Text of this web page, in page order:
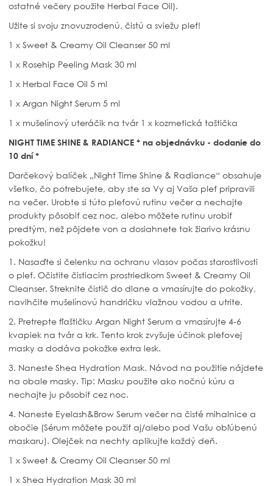
ostatné večery použite Herbal Face Oil).
Užite si svoju znovuzrodenú, čistú a sviežu pleť!
1 x Sweet & Creamy Oil Cleanser 50 ml
1 x Rosehip Peeling Mask ​​30 ml
1 x Herbal Face Oil 5 ml
1 x Argan Night Serum 5 ml
1 x mušelínový uteráčik na tvár 1 x kozmetická taštička
NIGHT TIME SHINE & RADIANCE * na objednávku - dodanie do
10 dní *
Darčekový balíček „Night Time Shine & Radiance“ obsahuje
všetko, čo potrebujete, aby ste sa Vy aj Vaša pleť pripravili
na večer. Urobte si túto pleťovú rutinu večer a nechajte
produkty pôsobiť cez noc, alebo môžete rutinu urobiť
predtým, než pôjdete von a dosiahnete tak žiarivo krásnu
pokožku!
1. Nasaďte si čelenku na ochranu vlasov počas starostlivosti
o pleť. Očistite čistiacim prostriedkom Sweet & Creamy Oil
Cleanser. Streknite čistič do dlane a vmasírujte do pokožky,
navlhčite mušelínovú handričku vlažnou vodou a utrite.
2. Pretrepte fľaštičku Argan Night Serum a vmasírujte 4-6
kvapiek na tvár a krk. Tento krok zvyšuje účinok pleťovej
masky a dodáva pokožke extra lesk.
3. Naneste Shea Hydration Mask. Návod na použitie nájdete
na obale masky. Tip: Masku použite ako nočnú kúru a
nechajte ju pôsobiť cez noc.
4. Naneste Eyelash&Brow Serum večer na čisté mihalnice a
obočie (Sérum môžete použiť aj/alebo pod Vašu obľúbenú
maskaru). Olejček na nechty aplikujte každý deň.
1 x Sweet & Creamy Oil Cleanser 50 ml
1 x Shea Hydration Mask 30 ml